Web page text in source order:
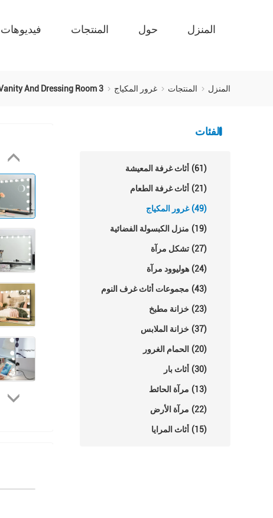
المنزل حول المنتجات فيديوهات
المنزل المنتجات غرور المكياج 3 Color Light Adjustable Lighting Makeup Mirror With USB Charging Port For Vanity And Dressing Room
الفئات
أثاث غرفة المعيشة (61)
أثاث غرفة الطعام (21)
غرور المكياج (49)
منزل الكبسولة الفضائية (19)
تشكل مرآة (27)
هوليوود مرآة (24)
مجموعات أثاث غرف النوم (43)
خزانة مطبخ (23)
خزانة الملابس (37)
الحمام الغرور (20)
أثاث بار (30)
مرآة الحائط (13)
مرآة الأرض (22)
أثاث المرايا (15)